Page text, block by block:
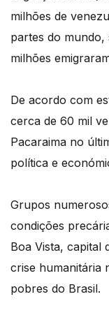
milhões de
partes do mundo,
milhões
De acordo com
cerca de 60 mil
Pacaraima no
política e
Grupos
condições
Boa Vista, capital
crise humanitária
pobres do Brasil.